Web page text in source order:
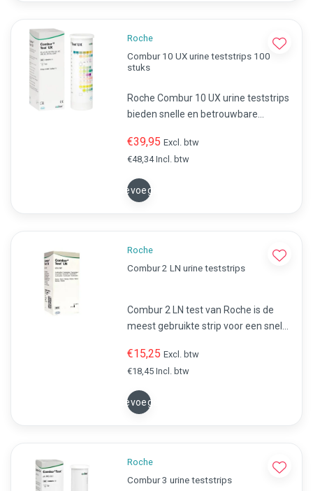
Roche
Combur 10 UX urine teststrips 100
stuks
Roche Combur 10 UX urine teststrips
bieden snelle en betrouwbare
bloed, nitriet, leukocyten, bilirubine,
pH, soortelijk gewicht en
urobilinogeen. Ideaal voor huisartsen
€39,95 Excl. btw
€48,34 Incl. btw
Toevoegen
Roche
Combur 2 LN urine teststrips
Combur 2 LN test van Roche is de
meest gebruikte strip voor een snelle
de urine testen op. Bestel uw
Combur 2LN nu online!
€15,25 Excl. btw
€18,45 Incl. btw
Toevoegen
Roche
Combur 3 urine teststrips